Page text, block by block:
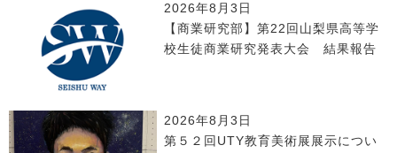
2026年8月3日
【商業研究部】第22回山梨県高等学
校生徒商業研究発表大会 結果報告
2026年8月3日
第５２回UTY教育美術展展示につい